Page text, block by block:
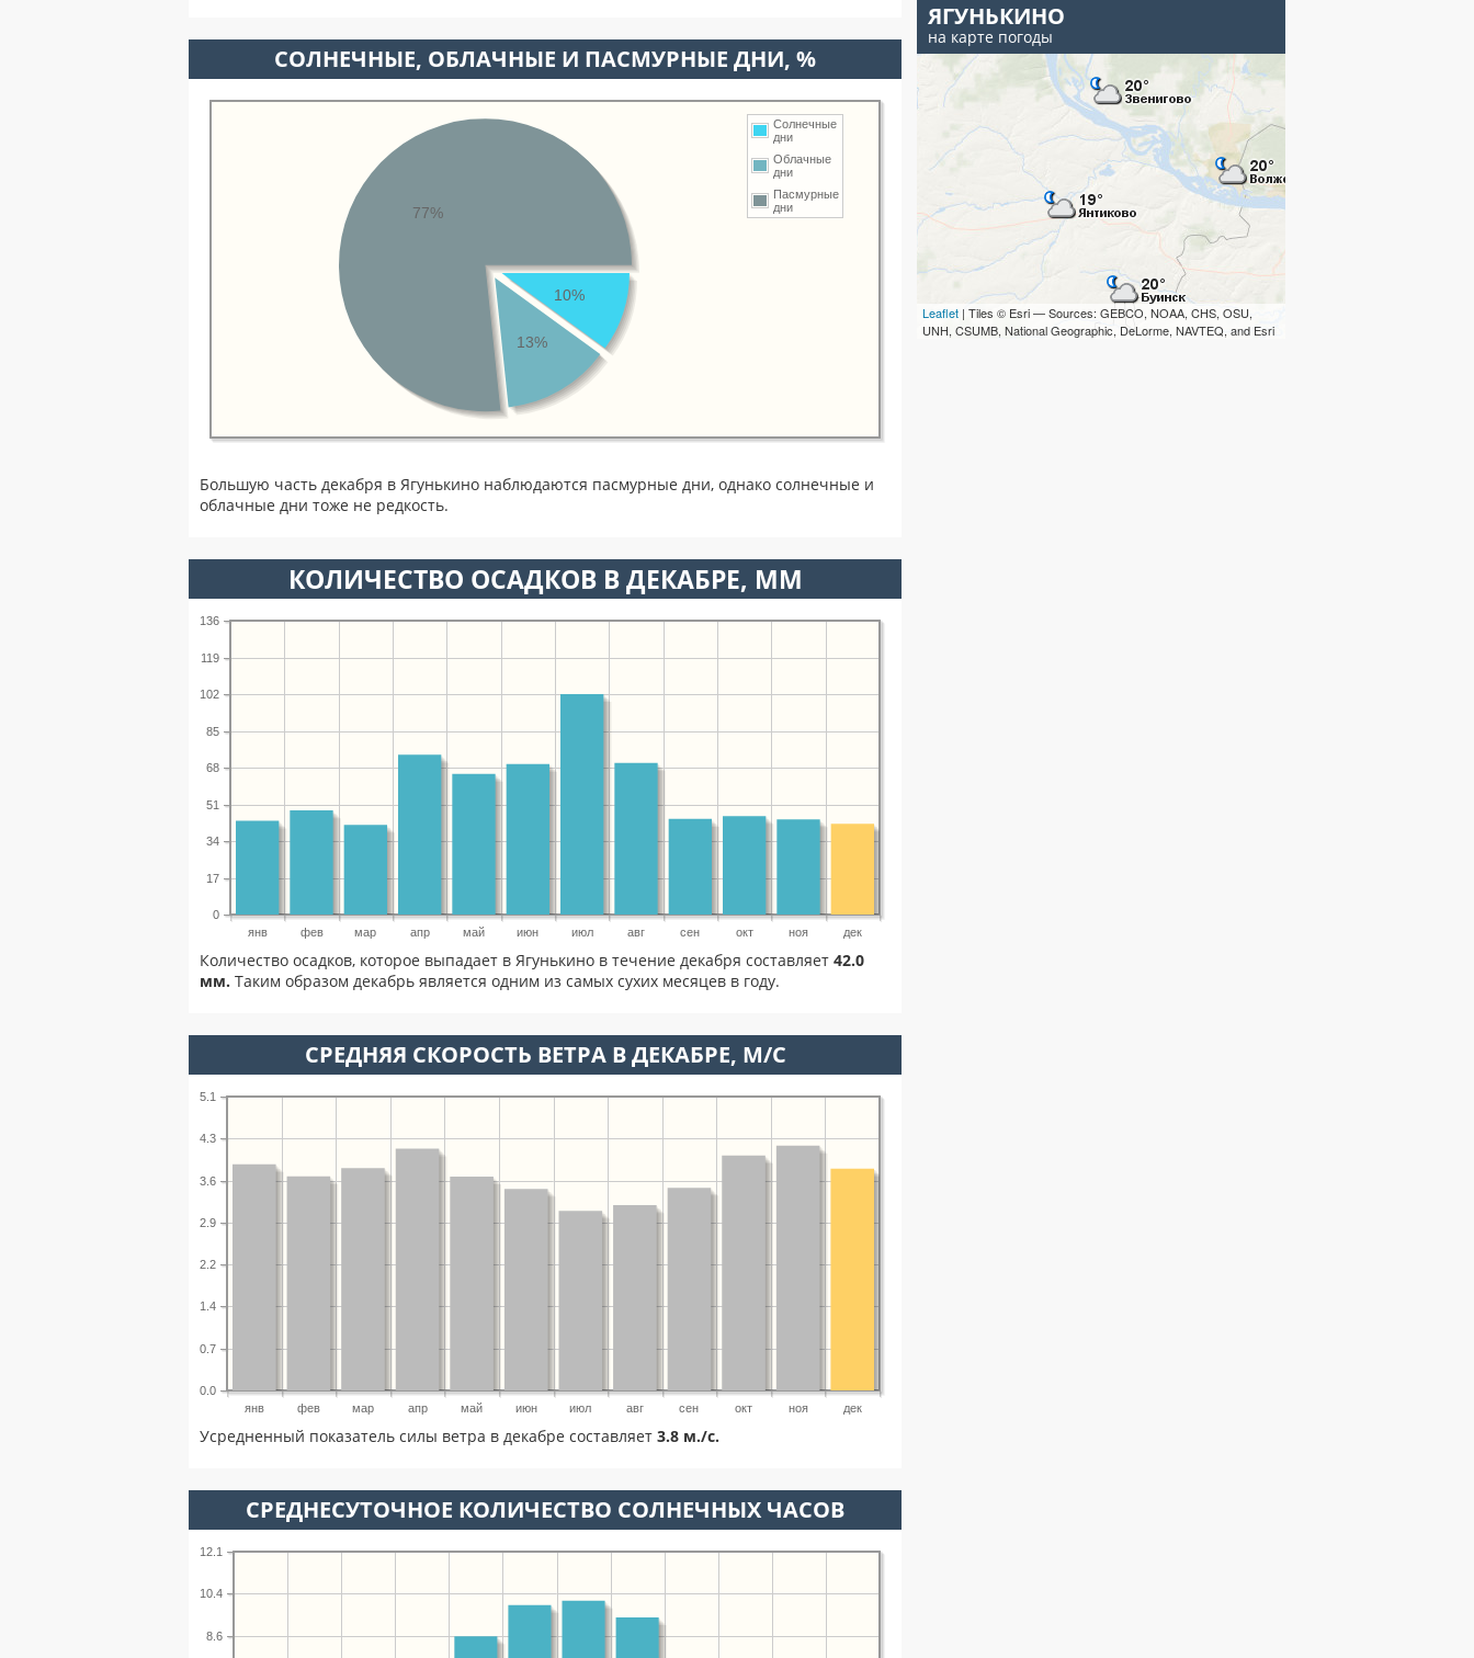
CОЛНЕЧНЫЕ, ОБЛАЧНЫЕ И ПАСМУРНЫЕ ДНИ, %
Солнечные
дни
Облачные
дни
Пасмурные
дни
10%
13%
77%
Большую часть декабря в Ягунькино наблюдаются пасмурные дни, однако солнечные и
облачные дни тоже не редкость.
КОЛИЧЕСТВО ОСАДКОВ В ДЕКАБРЕ, ММ
янв фев мар апр май июн июл авг сен окт ноя дек
0
17
34
51
68
85
102
119
136
Количество осадков, которое выпадает в Ягунькино в течение декабря составляет 42.0
мм. Таким образом декабрь является одним из самых сухих месяцев в году.
СРЕДНЯЯ СКОРОСТЬ ВЕТРА В ДЕКАБРЕ, М/С
янв фев мар апр май июн июл авг сен окт ноя дек
0.0
0.7
1.4
2.2
2.9
3.6
4.3
5.1
Усредненный показатель силы ветра в декабре составляет 3.8 м./с.
СРЕДНЕСУТОЧНОЕ КОЛИЧЕСТВО СОЛНЕЧНЫХ ЧАСОВ
8.6
10.4
12.1
ЯГУНЬКИНО
на карте погоды
Leaflet | Tiles © Esri — Sources: GEBCO, NOAA, CHS, OSU,
UNH, CSUMB, National Geographic, DeLorme, NAVTEQ, and Esri